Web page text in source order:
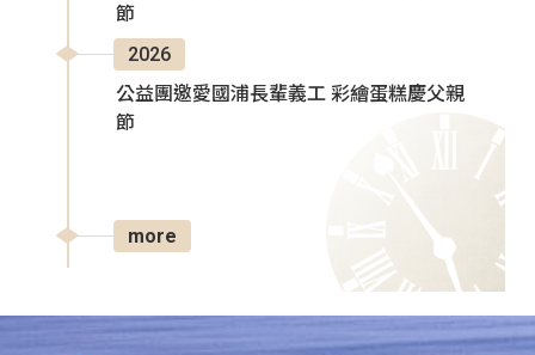
節
2026
公益團邀愛國浦長輩義工 彩繪蛋糕慶父親
節
more